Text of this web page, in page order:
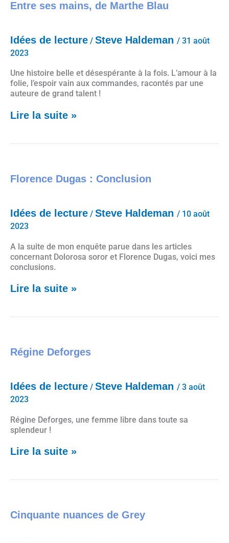
Entre ses mains, de Marthe Blau
Idées de lecture / Steve Haldeman / 31 août
2023
Une histoire belle et désespérante à la fois. L’amour à la
folie, l’espoir vain aux commandes, racontés par une
auteure de grand talent !
Lire la suite »
Florence Dugas : Conclusion
Idées de lecture / Steve Haldeman / 10 août
2023
A la suite de mon enquête parue dans les articles
concernant Dolorosa soror et Florence Dugas, voici mes
conclusions.
Lire la suite »
Régine Deforges
Idées de lecture / Steve Haldeman / 3 août
2023
Régine Deforges, une femme libre dans toute sa
splendeur !
Lire la suite »
Cinquante nuances de Grey